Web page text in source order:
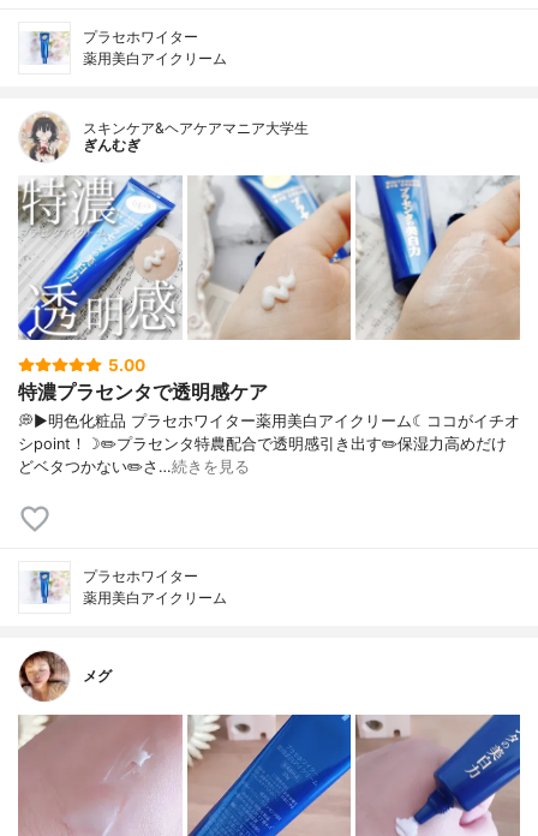
プラセホワイター
薬用美白アイクリーム
スキンケア&ヘアケアマニア大学生
ぎんむぎ
5.00
特濃プラセンタで透明感ケア
💭▶️明色化粧品 プラセホワイター薬用美白アイクリーム☾ココがイチオ
シpoint！☽✏️プラセンタ特農配合で透明感引き出す✏️保湿力高めだけ
どベタつかない✏️さ…続きを見る
プラセホワイター
薬用美白アイクリーム
メグ